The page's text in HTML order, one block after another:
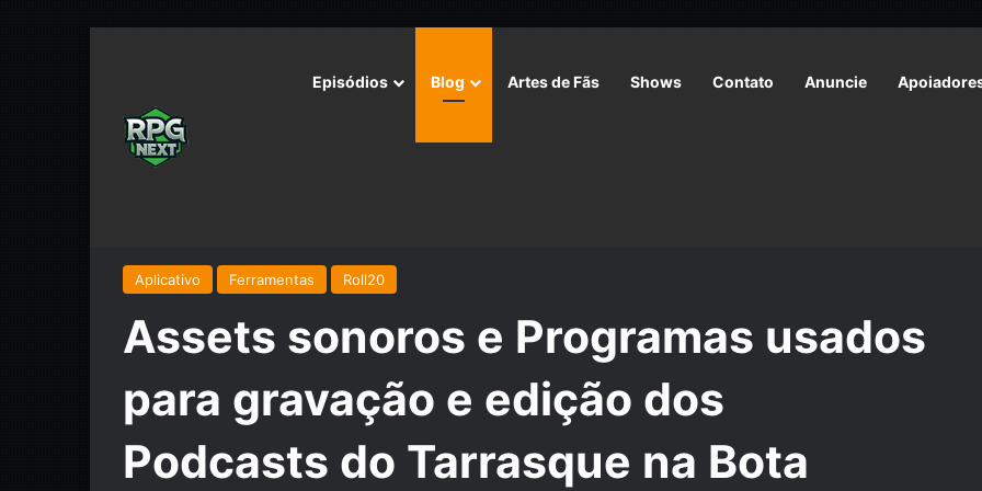
Episódios Blog Artes de Fãs Shows Contato Anuncie
Aplicativo Ferramentas Roll20
Assets sonoros e Programas usados
para gravação e edição dos
Podcasts do Tarrasque na Bota